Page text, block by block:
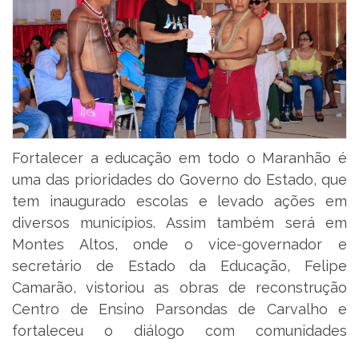
Fortalecer a educação em todo o Maranhão é
uma das prioridades do Governo do Estado, que
tem inaugurado escolas e levado ações em
diversos municípios. Assim também será em
Montes Altos, onde o vice-governador e
secretário de Estado da Educação, Felipe
Camarão, vistoriou as obras de reconstrução
Centro de Ensino Parsondas de Carvalho e
fortaleceu o diálogo com comunidades